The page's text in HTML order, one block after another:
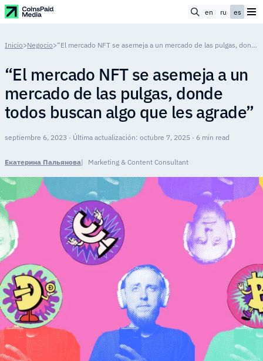
en ru es
Inicio>Negocio> “El mercado NFT se asemeja a un mercado de las pulgas, donde todos buscan algo que les agrade”
“El mercado NFT se asemeja a un
mercado de las pulgas, donde
todos buscan algo que les agrade”
septiembre 6, 2023 · Última actualización: octubre 7, 2025 · 6 min read
Екатерина Пальянова Marketing & Content Consultant